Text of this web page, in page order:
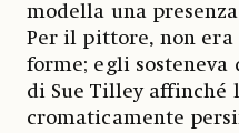
modella una
Per il pittore, non
forme; egli sosteneva
di Sue Tilley affinché
cromaticamente